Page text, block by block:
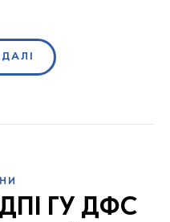
ГУ ДФС